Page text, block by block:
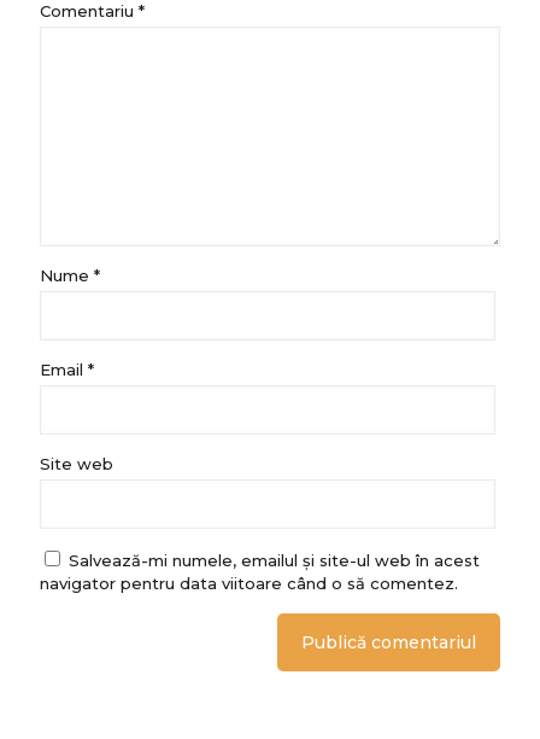
Comentariu *
Nume *
Email *
Site web
Salvează-mi numele, emailul și site-ul web în acest
navigator pentru data viitoare când o să comentez.